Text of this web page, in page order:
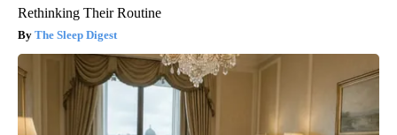
Rethinking Their Routine
The Sleep Digest